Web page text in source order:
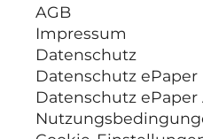
AGB
Impressum
Datenschutz
Datenschutz ePaper
Datenschutz ePaper